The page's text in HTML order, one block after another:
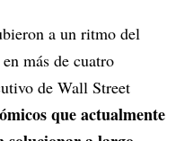
a un ritmo del
más de cuatro
de Wall Street
que actualmente